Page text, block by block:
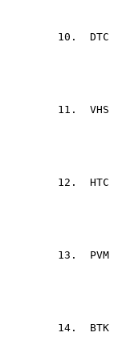
10. DTC
11. VHS
12. HTC
13. PVM
14. BTK